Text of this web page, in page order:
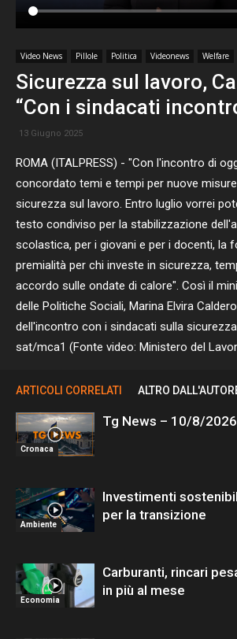
Video News Pillole Politica Videonews Welfare
Sicurezza sul lavoro,
“Con i sindacati
13 Giugno 2025
ROMA (ITALPRESS) - "Con l'incontro di
concordato temi e tempi per nuove
sicurezza sul lavoro. Entro luglio vorrei
testo condiviso per la stabilizzazione
scolastica, per i giovani e per i docenti, la
premialità per chi investe in sicurezza,
accordo sulle ondate di calore". Così il
delle Politiche Sociali, Marina Elvira
dell'incontro con i sindacati sulla
sat/mca1 (Fonte video: Ministero del
ARTICOLI CORRELATI ALTRO
Cronaca
Tg News – 10/8/2026
Ambiente
Investimenti
per la transizione
Economia
Carburanti, rincari
in più al mese